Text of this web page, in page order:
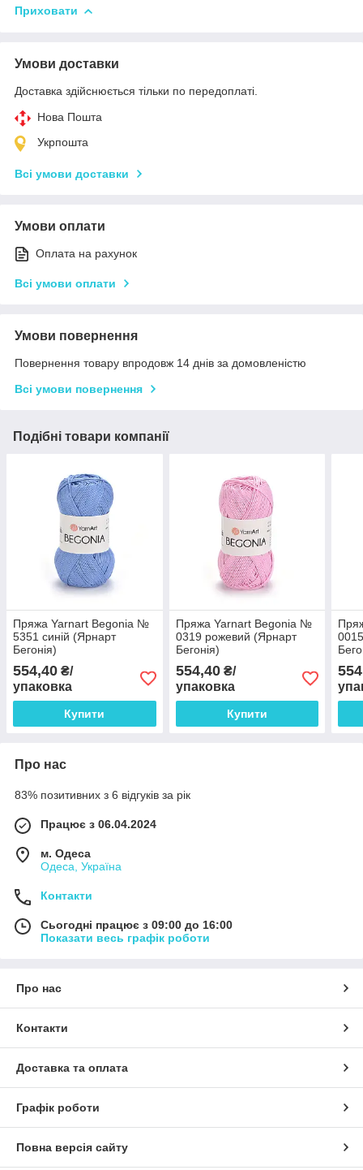
Приховати
Умови доставки
Доставка здійснюється тільки по передоплаті.
Нова Пошта
Укрпошта
Всі умови доставки
Умови оплати
Оплата на рахунок
Всі умови оплати
Умови повернення
Повернення товару впродовж 14 днів за домовленістю
Всі умови повернення
Подібні товари компанії
Пряжа Yarnart Begonia №
5351 синій (Ярнарт
Бегонія)
554,40 ₴/
упаковка
Купити
Пряжа Yarnart Begonia №
0319 рожевий (Ярнарт
Бегонія)
554,40₴/
упаковка
Купити
Про нас
83% позитивних з 6 відгуків за рік
Працює з 06.04.2024
м. Одеса
Одеса, Україна
Контакти
Сьогодні працює з 09:00 до 16:00
Показати весь графік роботи
Про нас
Контакти
Доставка та оплата
Графік роботи
Повна версія сайту